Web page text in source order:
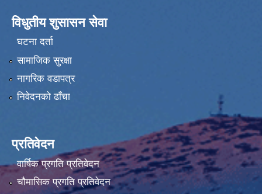
विधुतीय शुसासन सेवा
घटना दर्ता
सामाजिक सुरक्षा
नागरिक वडापत्र
निवेदनको ढाँचा
प्रतिवेदन
वार्षिक प्रगति प्रतिवेदन
चौमासिक प्रगति प्रतिवेदन